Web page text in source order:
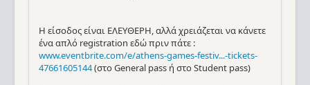
Η είσοδος είναι ΕΛΕΥΘΕΡΗ, αλλά χρειάζεται να κάνετε
ένα απλό registration εδώ πριν πάτε :
www.eventbrite.com/e/athens-games-festiv...-tickets-
47661605144(στο General pass ή στο Student pass)